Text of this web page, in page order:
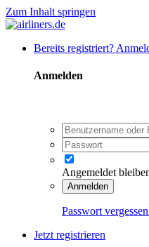
Zum Inhalt springen
Bereits registriert?
Anmelden
Angemeldet
Anmelden
Passwort
Jetzt registrieren